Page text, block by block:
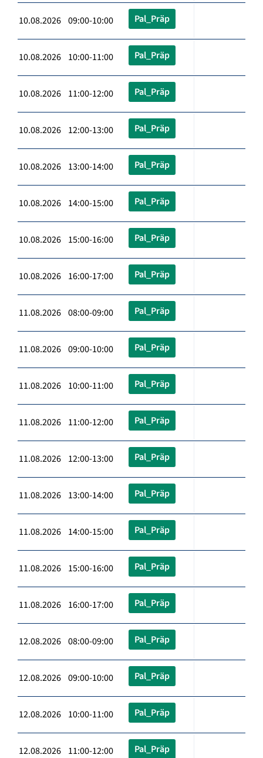
10.08.2026 09:00-10:00 Pal_Präp
10.08.2026 10:00-11:00 Pal_Präp
10.08.2026 11:00-12:00 Pal_Präp
10.08.2026 12:00-13:00 Pal_Präp
10.08.2026 13:00-14:00 Pal_Präp
10.08.2026 14:00-15:00 Pal_Präp
10.08.2026 15:00-16:00 Pal_Präp
10.08.2026 16:00-17:00 Pal_Präp
11.08.2026 08:00-09:00 Pal_Präp
11.08.2026 09:00-10:00 Pal_Präp
11.08.2026 10:00-11:00 Pal_Präp
11.08.2026 11:00-12:00 Pal_Präp
11.08.2026 12:00-13:00 Pal_Präp
11.08.2026 13:00-14:00 Pal_Präp
11.08.2026 14:00-15:00 Pal_Präp
11.08.2026 15:00-16:00 Pal_Präp
11.08.2026 16:00-17:00 Pal_Präp
12.08.2026 08:00-09:00 Pal_Präp
12.08.2026 09:00-10:00 Pal_Präp
12.08.2026 10:00-11:00 Pal_Präp
12.08.2026 11:00-12:00 Pal_Präp